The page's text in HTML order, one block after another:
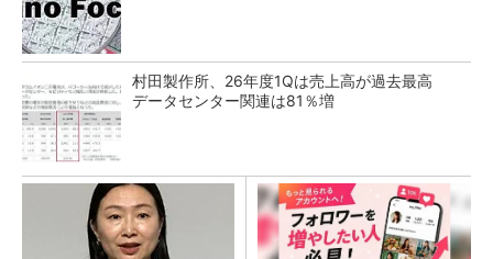
村田製作所、26年度1Qは売上高が過去最高
データセンター関連は81％増